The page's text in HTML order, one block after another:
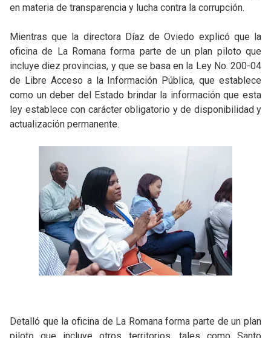
en materia de transparencia y lucha contra la corrupción.
Mientras que la directora Díaz de Oviedo explicó que la
oficina de La Romana forma parte de un plan piloto que
incluye diez provincias, y que se basa en la Ley No. 200-04
de Libre Acceso a la Información Pública, que establece
como un deber del Estado brindar la información que esta
ley establece con carácter obligatorio y de disponibilidad y
actualización permanente.
Detalló que la oficina de La Romana forma parte de un plan